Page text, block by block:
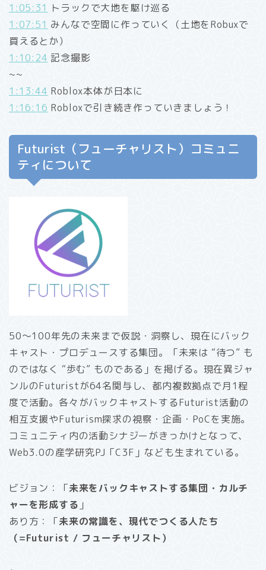
1:05:31 トラックで大地を駆け巡る
1:07:51 みんなで空間に作っていく（土地をRobuxで
買えるとか）
1:10:24 記念撮影
~~
1:13:44 Roblox本体が日本に
1:16:16 Robloxで引き続き作っていきましょう！
Futurist（フューチャリスト）コミュニ
ティについて
50〜100年先の未来まで仮説・洞察し、現在にバック
キャスト・プロデュースする集団。「未来は “待つ” も
のではなく “歩む” ものである」を掲げる。現在異ジャ
ンルのFuturistが64名関与し、都内複数拠点で月1程
度で活動。各々がバックキャストするFuturist活動の
相互支援やFuturism探求の視察・企画・PoCを実施。
コミュニティ内の活動シナジーがきっかけとなって、
Web3.0の産学研究PJ「C3F」なども生まれている。
ビジョン：「未来をバックキャストする集団・カルチ
ャーを形成する 」
あり方：「未来の常識を、現代でつくる人たち
（=Futurist / フューチャリスト）